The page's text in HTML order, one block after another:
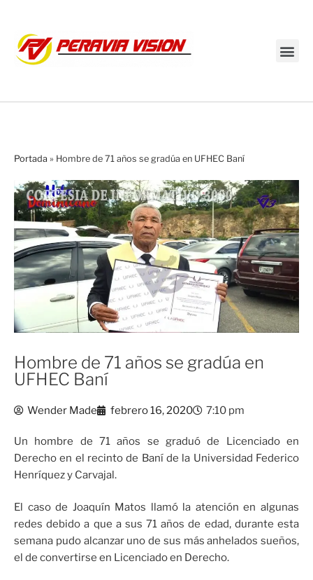
Portada » Hombre de 71 años se gradúa en UFHEC Baní
Hombre de 71 años se gradúa en
UFHEC Baní
Wender Made febrero 16, 2020 7:10 pm
Un hombre de 71 años se graduó de Licenciado en
Derecho en el recinto de Baní de la Universidad Federico
Henríquez y Carvajal.
El caso de Joaquín Matos llamó la atención en algunas
redes debido a que a sus 71 años de edad, durante esta
semana pudo alcanzar uno de sus más anhelados sueños,
el de convertirse en Licenciado en Derecho.